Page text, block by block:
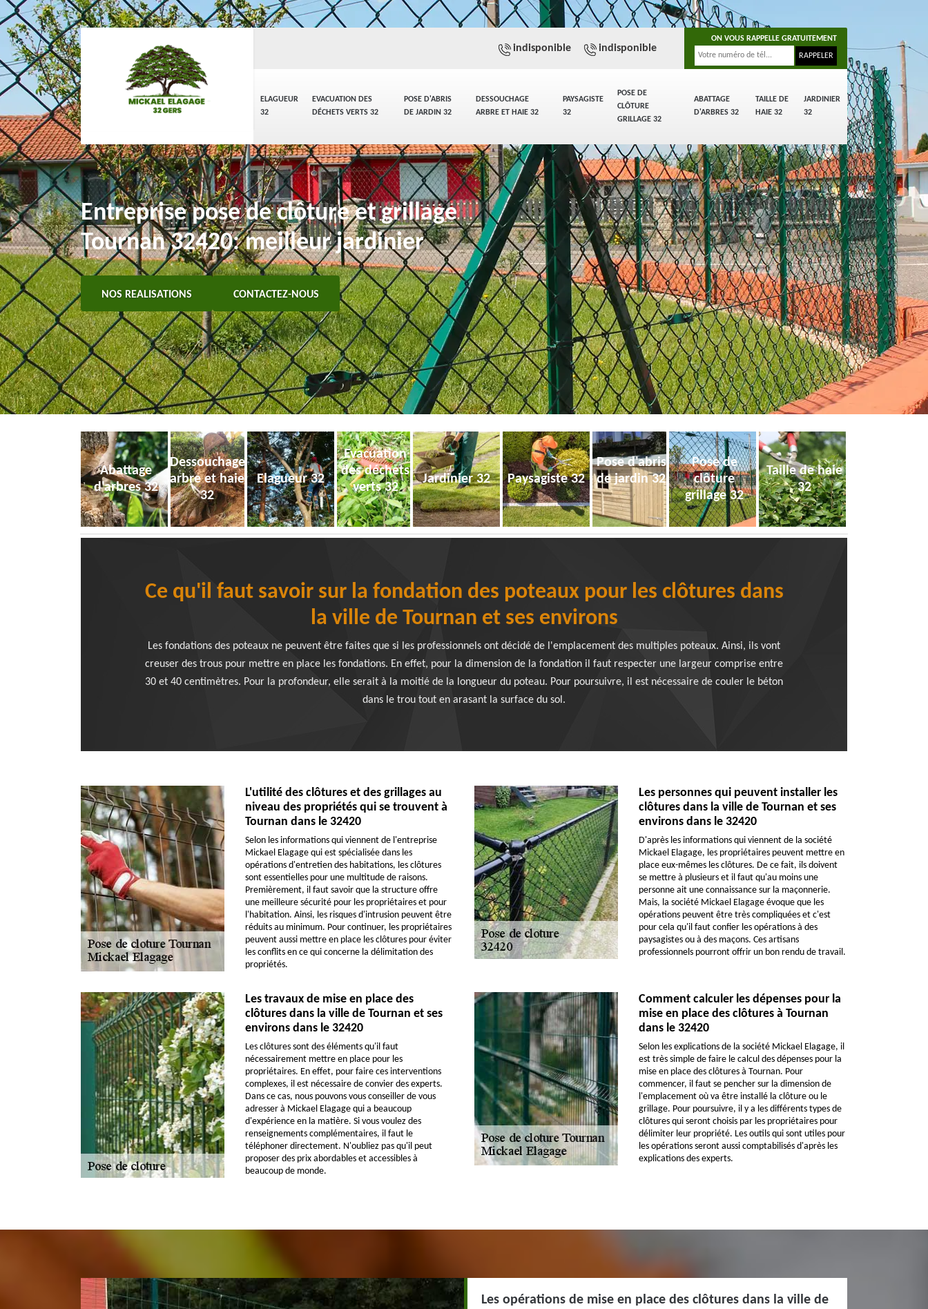
ELAGUEUR
32
EVACUATION DES
DÉCHETS VERTS 32
POSE D'ABRIS
DE JARDIN 32
DESSOUCHAGE
ARBRE ET HAIE 32
PAYSAGISTE
32
POSE DE
CLÔTURE
GRILLAGE 32
ABATTAGE
D'ARBRES 32
TAILLE DE
HAIE 32
JARDINIER
32
indisponible indisponible
ON VOUS RAPPELLE GRATUITEMENT
Entreprise pose de clôture et grillage
Tournan 32420: meilleur jardinier
NOS REALISATIONS CONTACTEZ-NOUS
Abattage
d'arbres 32
Dessouchage
arbre et haie
32
Elagueur 32
Evacuation
des déchets
verts 32
Jardinier 32 Paysagiste 32
Pose d'abris
de jardin 32
Pose de
clôture
grillage 32
Taille de haie
32
Ce qu'il faut savoir sur la fondation des poteaux pour les clôtures dans
la ville de Tournan et ses environs
Les fondations des poteaux ne peuvent être faites que si les professionnels ont décidé de l'emplacement des multiples poteaux. Ainsi, ils vont
creuser des trous pour mettre en place les fondations. En effet, pour la dimension de la fondation il faut respecter une largeur comprise entre
30 et 40 centimètres. Pour la profondeur, elle serait à la moitié de la longueur du poteau. Pour poursuivre, il est nécessaire de couler le béton
dans le trou tout en arasant la surface du sol.
L'utilité des clôtures et des grillages au
niveau des propriétés qui se trouvent à
Tournan dans le 32420
Selon les informations qui viennent de l'entreprise
Mickael Elagage qui est spécialisée dans les
opérations d'entretien des habitations, les clôtures
sont essentielles pour une multitude de raisons.
Premièrement, il faut savoir que la structure offre
une meilleure sécurité pour les propriétaires et pour
l'habitation. Ainsi, les risques d'intrusion peuvent être
réduits au minimum. Pour continuer, les propriétaires
peuvent aussi mettre en place les clôtures pour éviter
les conflits en ce qui concerne la délimitation des
propriétés.
Les personnes qui peuvent installer les
clôtures dans la ville de Tournan et ses
environs dans le 32420
D'après les informations qui viennent de la société
Mickael Elagage, les propriétaires peuvent mettre en
place eux-mêmes les clôtures. De ce fait, ils doivent
se mettre à plusieurs et il faut qu'au moins une
personne ait une connaissance sur la maçonnerie.
Mais, la société Mickael Elagage évoque que les
opérations peuvent être très compliquées et c'est
pour cela qu'il faut confier les opérations à des
paysagistes ou à des maçons. Ces artisans
professionnels pourront offrir un bon rendu de travail.
Les travaux de mise en place des
clôtures dans la ville de Tournan et ses
environs dans le 32420
Les clôtures sont des éléments qu'il faut
nécessairement mettre en place pour les
propriétaires. En effet, pour faire ces interventions
complexes, il est nécessaire de convier des experts.
Dans ce cas, nous pouvons vous conseiller de vous
adresser à Mickael Elagage qui a beaucoup
d'expérience en la matière. Si vous voulez des
renseignements complémentaires, il faut le
téléphoner directement. N'oubliez pas qu'il peut
proposer des prix abordables et accessibles à
beaucoup de monde.
Comment calculer les dépenses pour la
mise en place des clôtures à Tournan
dans le 32420
Selon les explications de la société Mickael Elagage, il
est très simple de faire le calcul des dépenses pour la
mise en place des clôtures à Tournan. Pour
commencer, il faut se pencher sur la dimension de
l'emplacement où va être installé la clôture ou le
grillage. Pour poursuivre, il y a les différents types de
clôtures qui seront choisis par les propriétaires pour
délimiter leur propriété. Les outils qui sont utiles pour
les opérations seront aussi comptabilisés d'après les
explications des experts.
Les opérations de mise en place des clôtures dans la ville de